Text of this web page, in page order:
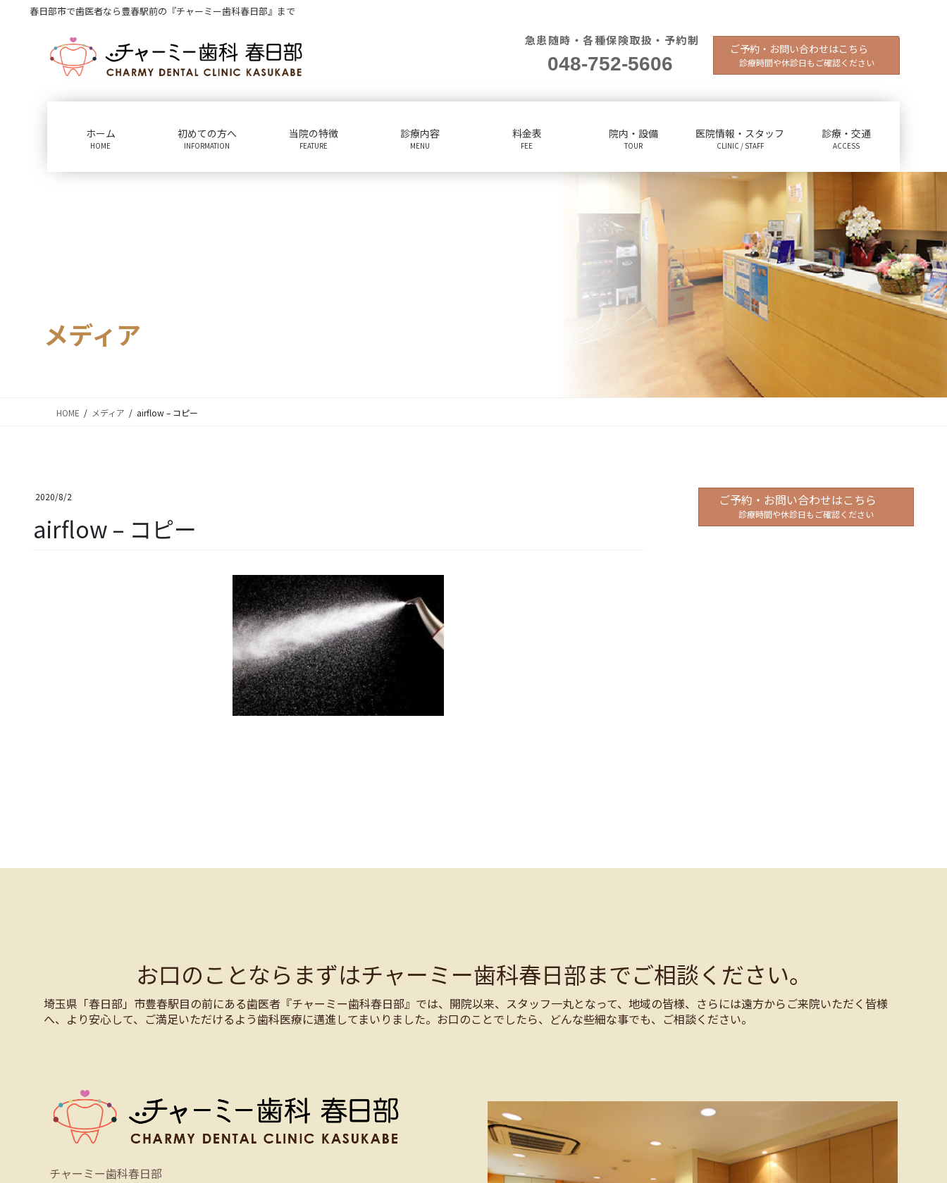
春日部市で歯医者なら豊春駅前の『チャーミー歯科春日部』まで
急患随時・各種保険取扱・予約制
048-752-5606
ご予約・お問い合わせはこちら
診療時間や休診日もご確認ください
ホーム
HOME
初めての方へ
INFORMATION
当院の特徴
FEATURE
診療内容
MENU
料金表
FEE
院内・設備
TOUR
医院情報・スタッフ
CLINIC / STAFF
診療・交通
ACCESS
メディア
HOME メディア airflow – コピー
2020/8/2
airflow – コピー
ご予約・お問い合わせはこちら
診療時間や休診日もご確認ください
お口のことならまずはチャーミー歯科春日部までご相談ください。
埼玉県「春日部」市豊春駅目の前にある歯医者『チャーミー歯科春日部』では、開院以来、スタッフ一丸となって、地域の皆様、さらには遠方からご来院いただく皆様
へ、より安心して、ご満足いただけるよう歯科医療に邁進してまいりました。お口のことでしたら、どんな些細な事でも、ご相談ください。
チャーミー歯科春日部